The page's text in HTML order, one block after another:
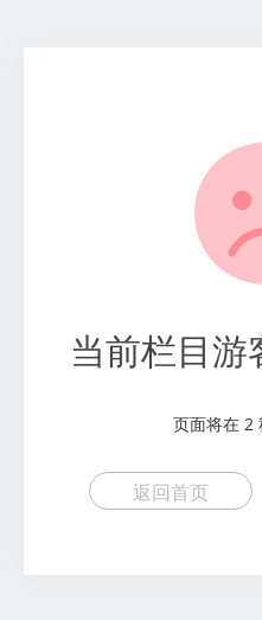
当前栏目
页面将在 2
返回首页